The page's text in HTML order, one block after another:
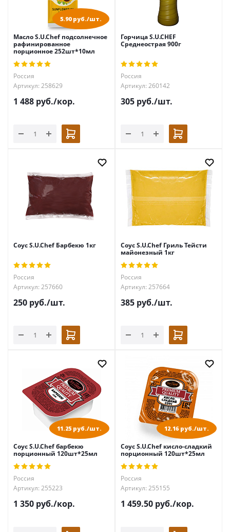
5.90 руб./шт.
Масло S.U.Chef подсолнечное
рафинированное
порционное 252шт*10мл
Россия
Артикул: 258629
1 488 руб./кор.
Горчица S.U.CHEF
Среднеострая 900г
Россия
Артикул: 260142
305 руб./шт.
Соус S.U.Chef Барбекю 1кг
Россия
Артикул: 257660
250 руб./шт.
Соус S.U.Chef Гриль Тейсти
майонезный 1кг
Россия
Артикул: 257664
385 руб./шт.
11.25 руб./шт.
Соус S.U.Chef барбекю
порционный 120шт*25мл
Россия
Артикул: 255223
1 350 руб./кор.
12.16 руб./шт.
Соус S.U.Chef кисло-сладкий
порционный 120шт*25мл
Россия
Артикул: 255155
1 459.50 руб./кор.